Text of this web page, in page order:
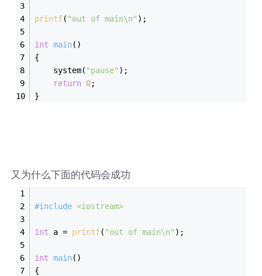
printf( "out of main\n" );
int main()
{
    system(
"pause" );
return 0;
}
又为什么下面的代码会成功
#include <iostream>
int a = printf( "out of main\n" );
int main()
{